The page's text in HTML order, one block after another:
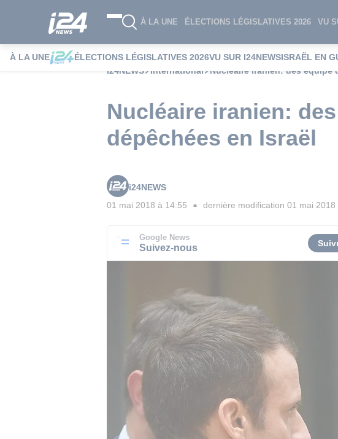
À LA UNE ÉLECTIONS LÉGISLATIVES 2026 VU
À LA UNE ÉLECTIONS LÉGISLATIVES 2026VU SUR I24NEWSISRAËL EN
i24NEWS
International Nucléaire iranien: des équipe
Nucléaire iranien:
dépêchées en Israël
i24NEWS
01 mai 2018 à 14:55 ■ dernière modification 01 mai 2018
Google News
Suivez-nous